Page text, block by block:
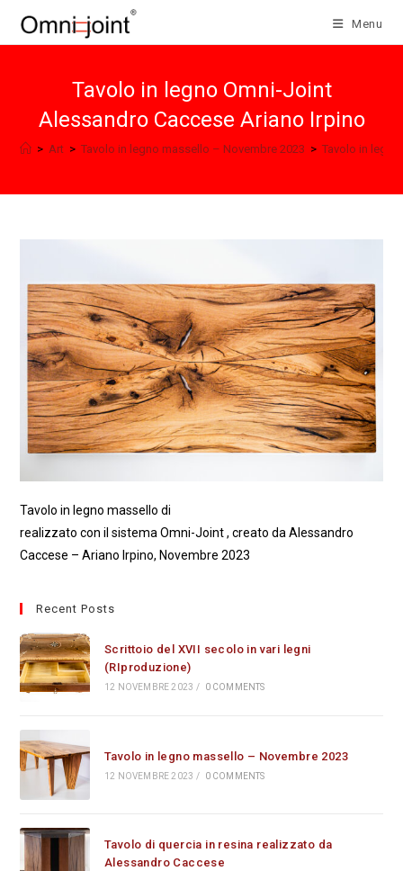
Menu
Tavolo in legno Omni-Joint
Alessandro Caccese Ariano Irpino
> Art > Tavolo in legno massello – Novembre 2023 > Tavolo in
Tavolo in legno massello di
realizzato con il sistema Omni-Joint , creato da Alessandro
Caccese – Ariano Irpino, Novembre 2023
Recent Posts
Scrittoio del XVII secolo in vari legni
(RIproduzione)
12 NOVEMBRE 2023 / 0 COMMENTS
Tavolo in legno massello – Novembre 2023
12 NOVEMBRE 2023 / 0 COMMENTS
Tavolo di quercia in resina realizzato da
Alessandro Caccese